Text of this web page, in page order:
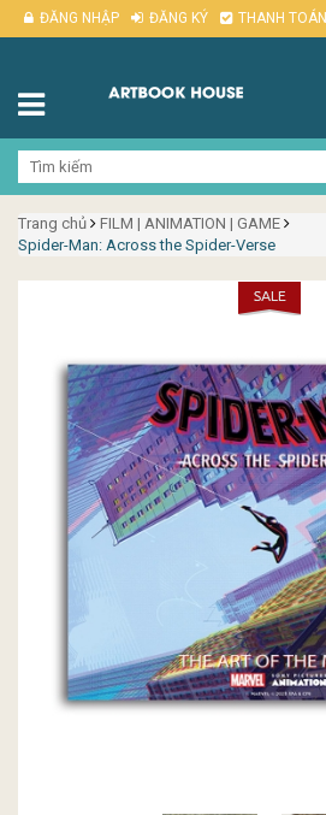
ĐĂNG NHẬP ĐĂNG KÝ THANH TOÁN
Trang chủ
FILM | ANIMATION | GAME
Spider-Man: Across the Spider-Verse